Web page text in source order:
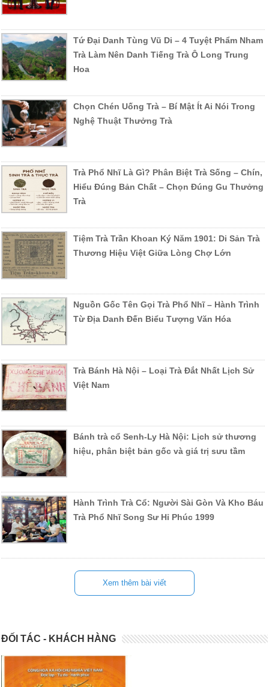
Tứ Đại Danh Tùng Vũ Di – 4 Tuyệt Phẩm Nham
Trà Làm Nên Danh Tiếng Trà Ô Long Trung
Hoa
Chọn Chén Uống Trà – Bí Mật Ít Ai Nói Trong
Nghệ Thuật Thưởng Trà
Trà Phổ Nhĩ Là Gì? Phân Biệt Trà Sống – Chín,
Hiểu Đúng Bản Chất – Chọn Đúng Gu Thưởng
Trà
Tiệm Trà Trần Khoan Ký Năm 1901: Di Sản Trà
Thương Hiệu Việt Giữa Lòng Chợ Lớn
Nguồn Gốc Tên Gọi Trà Phổ Nhĩ – Hành Trình
Từ Địa Danh Đến Biểu Tượng Văn Hóa
Trà Bánh Hà Nội – Loại Trà Đắt Nhất Lịch Sử
Việt Nam
Bánh trà cổ Senh-Ly Hà Nội: Lịch sử thương
hiệu, phân biệt bản gốc và giá trị sưu tầm
Hành Trình Trà Cổ: Người Sài Gòn Và Kho Báu
Trà Phổ Nhĩ Song Sư Hỉ Phúc 1999
Xem thêm bài viết
ĐỐI TÁC - KHÁCH HÀNG